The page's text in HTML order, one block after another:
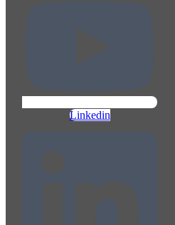
Linkedin